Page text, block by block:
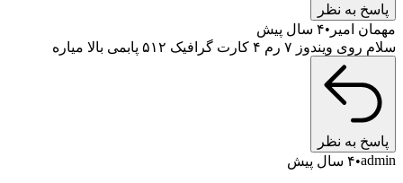
پاسخ به نظر
مهمان امیر
۴ سال پیش
سلام روی ویندوز ۷ رم ۴ کارت گرافیک ۵۱۲ پابمی بالا میاره
پاسخ به نظر
admin ۴ سال پیش